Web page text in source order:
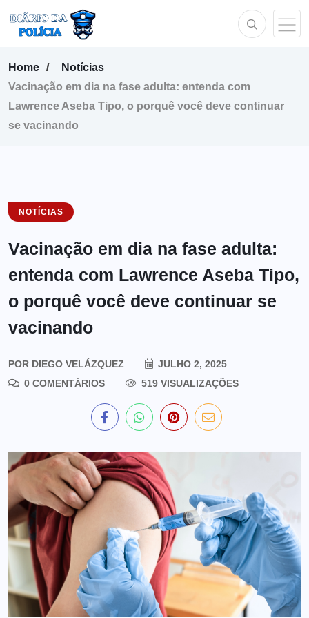
Home
Notícias
Vacinação em dia na fase adulta: entenda com
Lawrence Aseba Tipo, o porquê você deve continuar
se vacinando
NOTÍCIAS
Vacinação em dia na fase adulta:
entenda com Lawrence Aseba Tipo,
o porquê você deve continuar se
vacinando
POR DIEGO VELÁZQUEZ
JULHO 2, 2025
0 COMENTÁRIOS
519 VISUALIZAÇÕES